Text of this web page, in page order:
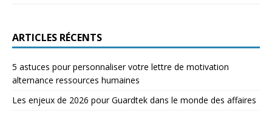
ARTICLES RÉCENTS
5 astuces pour personnaliser votre lettre de motivation
alternance ressources humaines
Les enjeux de 2026 pour Guardtek dans le monde des affaires